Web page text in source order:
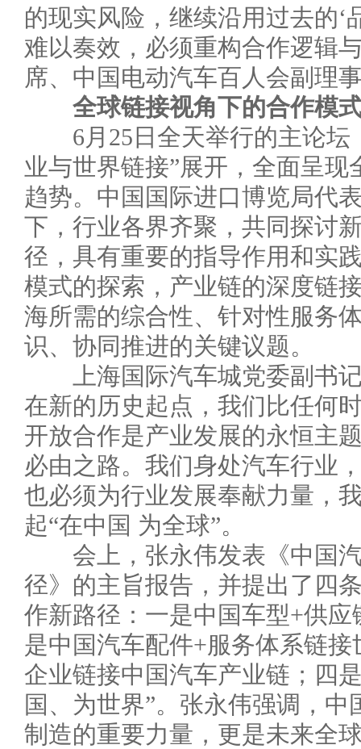
的现实风险，继续沿用过去的‘
难以奏效，必须重构合作逻辑
席、中国电动汽车百人会副理
全球链接视角下的合作模
6月25日全天举行的主论坛
业与世界链接”展开，全面呈
趋势。中国国际进口博览局代
下，行业各界齐聚，共同探讨
径，具有重要的指导作用和实
模式的探索，产业链的深度链
海所需的综合性、针对性服务
识、协同推进的关键议题。
上海国际汽车城党委副书记
在新的历史起点，我们比任何
开放合作是产业发展的永恒主
必由之路。我们身处汽车行业
也必须为行业发展奉献力量，
起“在中国 为全球”。
会上，张永伟发表《中国汽
径》的主旨报告，并提出了四
作新路径：一是中国车型+供
是中国汽车配件+服务体系链
企业链接中国汽车产业链；四
国、为世界”。张永伟强调，
制造的重要力量，更是未来全